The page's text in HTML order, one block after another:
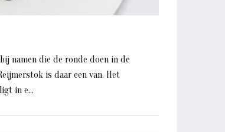
namen die de ronde doen in de
is daar een van. Het
in e...